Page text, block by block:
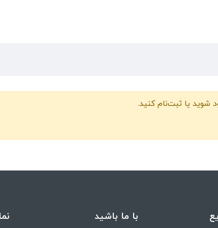
شوید یا ثبت‌نام کنید.
با ما باشید